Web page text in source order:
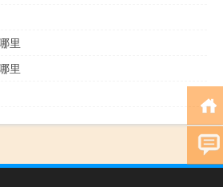
里
里